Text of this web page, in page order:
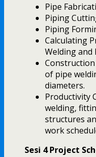
Pipe
Piping
Piping
Calculating
Welding and
of pipe
diameters.
Productivity
welding,
structures
work
Sesi 4 Project